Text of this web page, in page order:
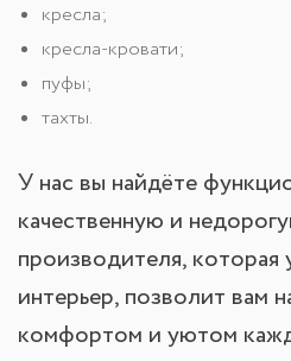
кресла;
кресла-кровати;
пуфы;
тахты.
У нас вы найдёте
качественную и
производителя,
интерьер, позволит вам
комфортом и уютом